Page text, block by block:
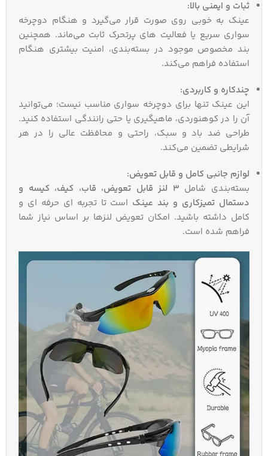
ثبات و ایمنی بالا:
عینک به‌ خوبی روی صورت قرار می‌گیرد و هنگام دوچرخه‌
سواری سریع یا فعالیت‌ های پرتحرک ثابت می‌ماند. همچنین
بند مخصوص موجود در بسته‌بندی، امنیت بیشتری هنگام
استفاده فراهم می‌کند.
چندکاره و کاربردی:
این عینک تنها برای دوچرخه‌ سواری مناسب نیست؛ می‌توانید
آن را در کوهنوردی، ماهیگیری یا حتی رانندگی استفاده کنید.
طراحی ضد باد و سبک، راحتی و محافظت عالی را در هر
شرایطی تضمین می‌کند.
لوازم جانبی کامل و قابل تعویض:
بسته‌بندی شامل
۳ لنز قابل تعویض، قاب، کیف، کیسه و
دستمال تمیزکاری و بند عینک است تا تجربه‌ ای حرفه‌ ای و
کامل داشته باشید. امکان تعویض لنزها بر اساس نیاز شما
فراهم شده است.